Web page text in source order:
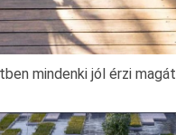
mindenki jól érzi magát